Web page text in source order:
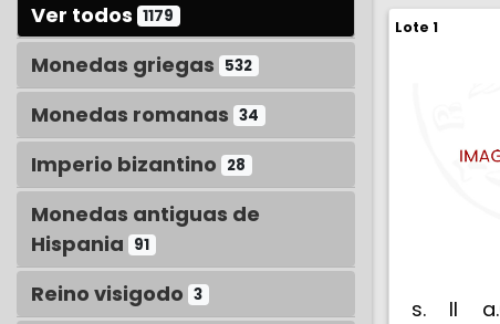
Ver todos 1179
Monedas griegas 532
Monedas romanas 34
Imperio bizantino 28
Monedas antiguas de
Hispania 91
Reino visigodo 3
Lote 1
s. II